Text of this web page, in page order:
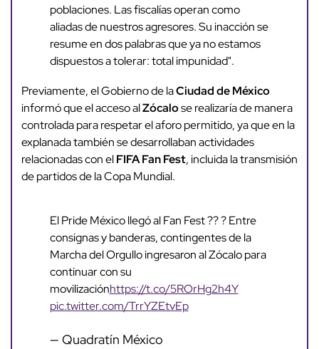
poblaciones. Las fiscalías operan como
aliadas de nuestros agresores. Su inacción se
resume en dos palabras que ya no estamos
dispuestos a tolerar: total impunidad".
Previamente, el Gobierno de laCiudad de México
informó que el acceso alZócalose realizaría de manera
controlada para respetar el aforo permitido, ya que en la
explanada también se desarrollaban actividades
relacionadas con elFIFA Fan Fest, incluida la transmisión
de partidos de la Copa Mundial.
El Pride México llegó al Fan Fest ?? ? Entre
consignas y banderas, contingentes de la
Marcha del Orgullo ingresaron al Zócalo para
continuar con su
movilizaciónhttps://t.co/5ROrHg2h4Y
pic.twitter.com/TrrYZEtvEp
— Quadratín México